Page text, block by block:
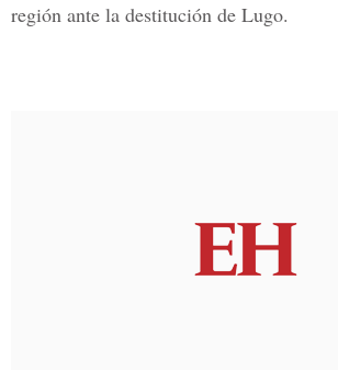
región ante la destitución de Lugo.